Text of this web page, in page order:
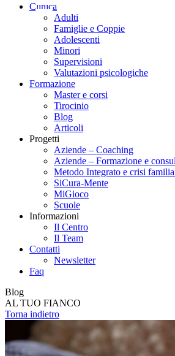
Clinica
Adulti
Famiglie e Coppie
Adolescenti
Minori
Supervisioni
Valutazioni psicologiche
Formazione
Master e corsi
Tirocinio
Blog
Articoli
Progetti
Aziende – Coaching
Aziende – Formazione e
Metodo Integrato e crisi
SiCura-Mente
MiGioco
Scuole
Informazioni
Il Centro
Il Team
Contatti
Newsletter
Faq
Blog
AL TUO FIANCO
Torna indietro